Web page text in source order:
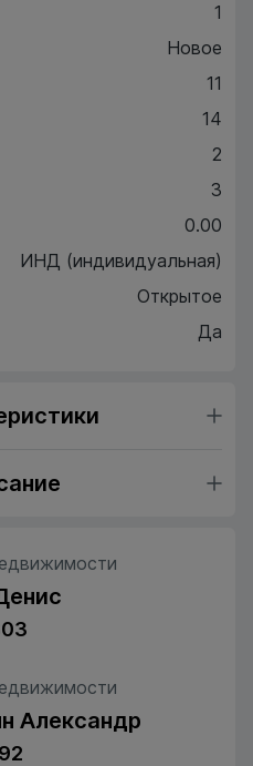
1
Новое
11
14
2
3
0.00
ИНД (индивидуальная)
Открытое
Да
Александр